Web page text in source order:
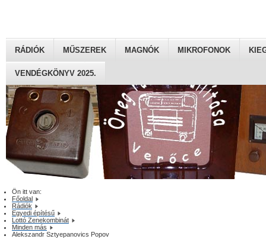
RÁDIÓK MŰSZEREK MAGNÓK MIKROFONOK
VENDÉGKÖNYV 2025.
Ön itt van:
Főoldal
Rádiók
Egyedi építésű
Lottó Zenekombinát
Minden más
Alekszandr Sztyepanovics Popov